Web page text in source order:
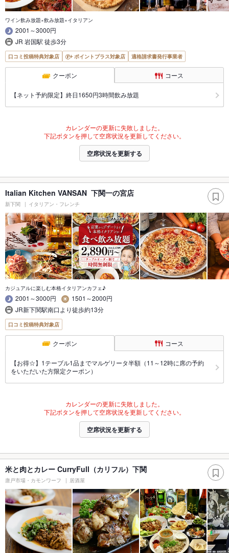
ワイン飲み放題×飲み放題×イタリアン
2001～3000円
JR 岩国駅 徒歩3分
口コミ投稿特典対象店 ポイントプラス対象店 適格請求書発行事業者
クーポン コース
【ネット予約限定】終日1650円3時間飲み放題
カレンダーの更新に失敗しました。
下記ボタンを押して空席状況を更新してください。
空席状況を更新する
Italian Kitchen VANSAN 下関一の宮店
新下関 イタリアン・フレンチ
カジュアルに楽しむ本格イタリアンカフェ♪
2001～3000円
1501～2000円
JR新下関駅南口より徒歩約13分
口コミ投稿特典対象店
クーポン コース
【お得☆】1テーブル1品までマルゲリータ半額（11～12時に席の予約
をいただいた方限定クーポン）
カレンダーの更新に失敗しました。
下記ボタンを押して空席状況を更新してください。
空席状況を更新する
米と肉とカレー CurryFull（カリフル）下関
唐戸市場・カモンワーフ 居酒屋